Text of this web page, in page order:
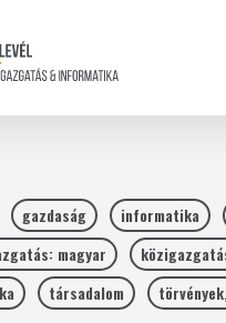
gazdaság informatika
magyar
társadalom